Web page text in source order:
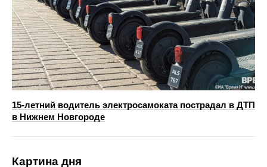
15-летний водитель электросамоката пострадал в ДТП
в Нижнем Новгороде
Картина дня